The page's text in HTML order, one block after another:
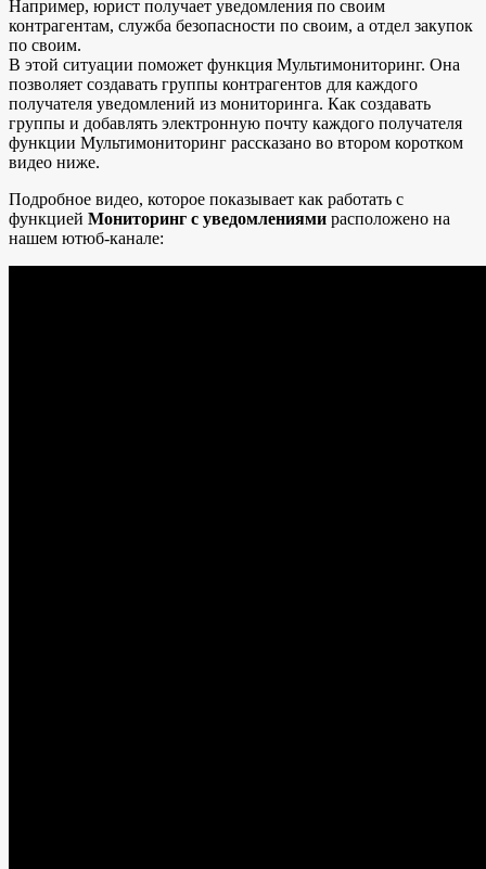
Например, юрист получает уведомления по своим
контрагентам, служба безопасности по своим, а отдел закупок
по своим.
В этой ситуации поможет функция Мультимониторинг. Она
позволяет создавать группы контрагентов для каждого
получателя уведомлений из мониторинга. Как создавать
группы и добавлять электронную почту каждого получателя
функции Мультимониторинг рассказано во втором коротком
видео ниже.
Подробное видео, которое показывает как работать с
функцией Мониторинг с уведомлениями расположено на
нашем ютюб-канале: